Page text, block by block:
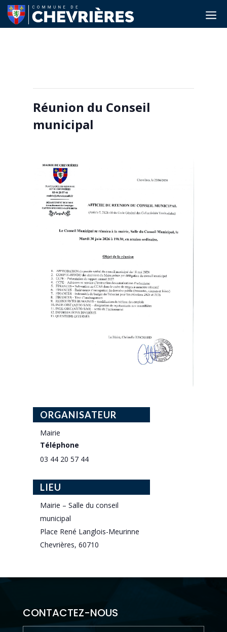
a
Réunion du Conseil
municipal
LIEU
Mairie – Salle du conseil
municipal
Place René Langlois-Meurinne
Chevrières, 60710
ORGANISATEUR
Mairie
Téléphone
03 44 20 57 44
CONTACTEZ-NOUS